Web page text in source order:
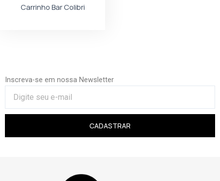
Carrinho Bar Colibri
Inscreva-se em nossa Newsletter
CADASTRAR